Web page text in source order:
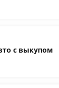
с выкупом